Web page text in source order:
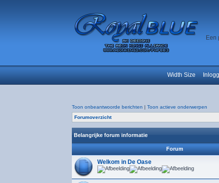
Een
Width Size
Toon onbeantwoorde berichten | Toon actieve onderwerpen
Forumoverzicht
Belangrijke forum informatie
Forum
Welkom in De Oase